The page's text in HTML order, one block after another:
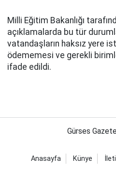
Milli Eğitim Bakanlığı
açıklamalarda bu tür
vatandaşların haksız yere
ödememesi ve gerekli
ifade edildi.
Gürses
Anasayfa Künye